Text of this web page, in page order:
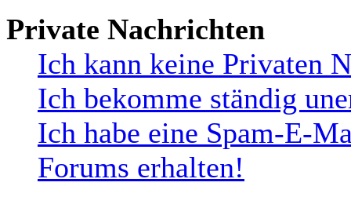
Private Nachrichten
Ich kann keine Privaten
Ich bekomme ständig
Ich habe eine Spam-E-
Forums erhalten!